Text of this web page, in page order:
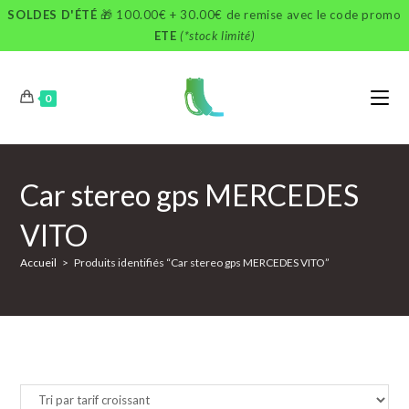
Skip
content
SOLDES D'ÉTÉ 🎁 100.00€ + 30.00€ de remise avec le code promo
ETE (*stock limité)
0
Car stereo gps MERCEDES
VITO
Accueil > Produits identifiés “Car stereo gps MERCEDES VITO”